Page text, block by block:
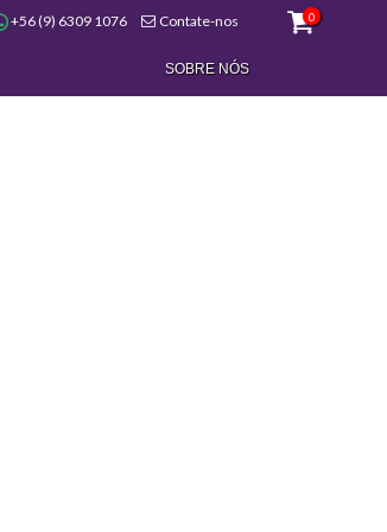
+56 (9) 6309 1076 Contate-nos 0
SOBRE NÓS